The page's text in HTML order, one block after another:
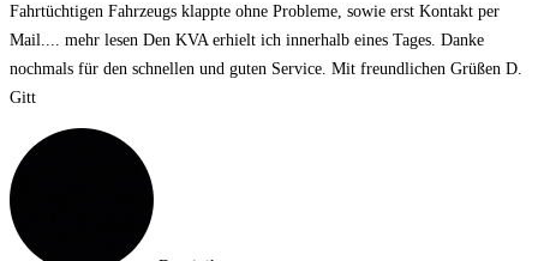
Fahrtüchtigen Fahrzeugs klappte ohne Probleme, sowie erst Kontakt per
Mail.
... mehr lesen Den KVA erhielt ich innerhalb eines Tages. Danke
nochmals für den schnellen und guten Service. Mit freundlichen Grüßen D.
Gitt